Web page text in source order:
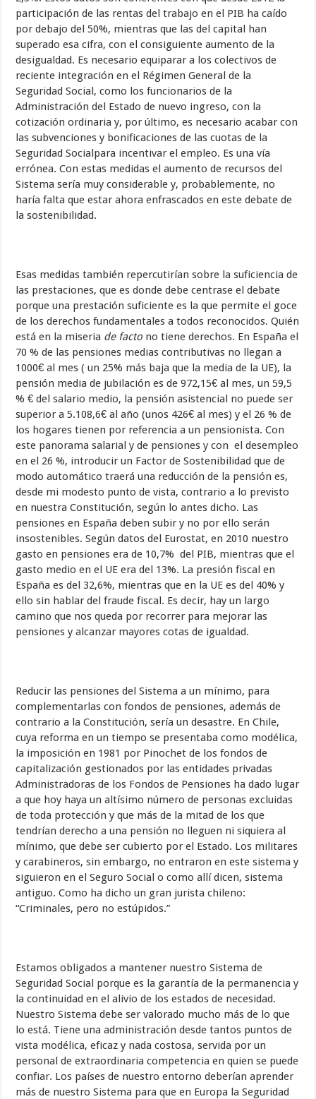
participación de las rentas del trabajo en el PIB ha caído
por debajo del 50%, mientras que las del capital han
superado esa cifra, con el consiguiente aumento de la
desigualdad. Es necesario equiparar a los colectivos de
reciente integración en el Régimen General de la
Seguridad Social, como los funcionarios de la
Administración del Estado de nuevo ingreso, con la
cotización ordinaria y, por último, es necesario acabar con
las subvenciones y bonificaciones de las cuotas de la
Seguridad Socialpara incentivar el empleo. Es una vía
errónea. Con estas medidas el aumento de recursos del
Sistema sería muy considerable y, probablemente, no
haría falta que estar ahora enfrascados en este debate de
la sostenibilidad.
Esas medidas también repercutirían sobre la suficiencia de
las prestaciones, que es donde debe centrase el debate
porque una prestación suficiente es la que permite el goce
de los derechos fundamentales a todos reconocidos. Quién
está en la miseria de facto no tiene derechos. En España el
70 % de las pensiones medias contributivas no llegan a
1000€ al mes ( un 25% más baja que la media de la UE), la
pensión media de jubilación es de 972,15€ al mes, un 59,5
% € del salario medio, la pensión asistencial no puede ser
superior a 5.108,6€ al año (unos 426€ al mes) y el 26 % de
los hogares tienen por referencia a un pensionista. Con
este panorama salarial y de pensiones y con el desempleo
en el 26 %, introducir un Factor de Sostenibilidad que de
modo automático traerá una reducción de la pensión es,
desde mi modesto punto de vista, contrario a lo previsto
en nuestra Constitución, según lo antes dicho. Las
pensiones en España deben subir y no por ello serán
insostenibles. Según datos del Eurostat, en 2010 nuestro
gasto en pensiones era de 10,7% del PIB, mientras que el
gasto medio en el UE era del 13%. La presión fiscal en
España es del 32,6%, mientras que en la UE es del 40% y
ello sin hablar del fraude fiscal. Es decir, hay un largo
camino que nos queda por recorrer para mejorar las
pensiones y alcanzar mayores cotas de igualdad.
Reducir las pensiones del Sistema a un mínimo, para
complementarlas con fondos de pensiones, además de
contrario a la Constitución, sería un desastre. En Chile,
cuya reforma en un tiempo se presentaba como modélica,
la imposición en 1981 por Pinochet de los fondos de
capitalización gestionados por las entidades privadas
Administradoras de los Fondos de Pensiones ha dado lugar
a que hoy haya un altísimo número de personas excluidas
de toda protección y que más de la mitad de los que
tendrían derecho a una pensión no lleguen ni siquiera al
mínimo, que debe ser cubierto por el Estado. Los militares
y carabineros, sin embargo, no entraron en este sistema y
siguieron en el Seguro Social o como allí dicen, sistema
antiguo. Como ha dicho un gran jurista chileno:
“Criminales, pero no estúpidos.”
Estamos obligados a mantener nuestro Sistema de
Seguridad Social porque es la garantía de la permanencia y
la continuidad en el alivio de los estados de necesidad.
Nuestro Sistema debe ser valorado mucho más de lo que
lo está. Tiene una administración desde tantos puntos de
vista modélica, eficaz y nada costosa, servida por un
personal de extraordinaria competencia en quien se puede
confiar. Los países de nuestro entorno deberían aprender
más de nuestro Sistema para que en Europa la Seguridad